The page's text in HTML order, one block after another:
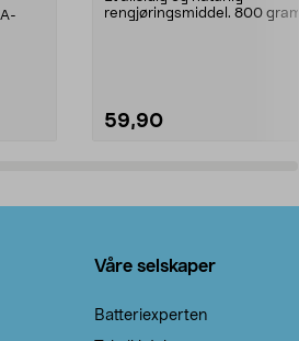
rengjøringsmiddel. 800 gram
59,90
Våre selskaper
Batteriexperten